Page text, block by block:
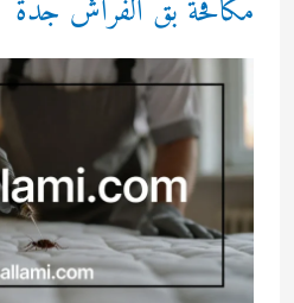
مكافحة بق الفراش جدة